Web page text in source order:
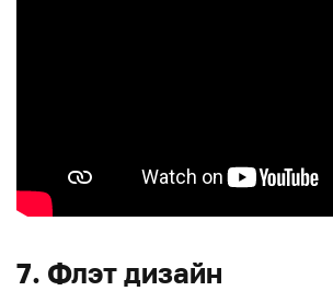
7. Флэт дизайн